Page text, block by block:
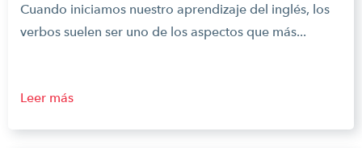
Cuando iniciamos nuestro aprendizaje del inglés, los
verbos suelen ser uno de los aspectos que más...
Leer más